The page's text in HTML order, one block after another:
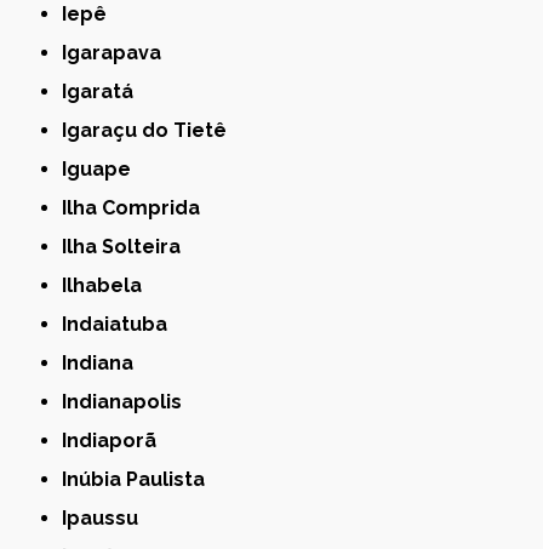
Iepê
Igarapava
Igaratá
Igaraçu do Tietê
Iguape
Ilha Comprida
Ilha Solteira
Ilhabela
Indaiatuba
Indiana
Indianapolis
Indiaporã
Inúbia Paulista
Ipaussu